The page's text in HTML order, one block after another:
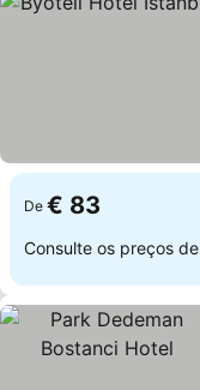
De € 83
Consulte os preços de